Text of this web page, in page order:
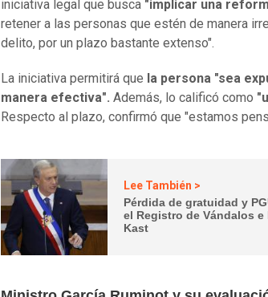
iniciativa legal que busca "implicar una
retener a las personas que estén de manera
delito, por un plazo bastante extenso".
La iniciativa permitirá que la persona "sea
manera efectiva". Además, lo calificó como
Respecto al plazo, confirmó que "estamos
Lee También >
Pérdida de gratuidad y
el Registro de Vándalos
Kast